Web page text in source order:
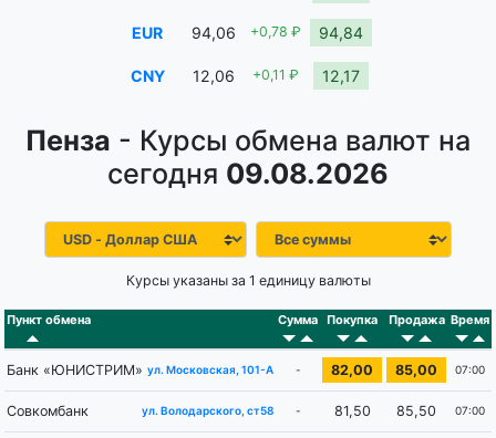
Пенза - Курсы обмена валют на
сегодня 09.08.2026
Курсы указаны за 1 единицу валюты
Пункт обмена Сумма Покупка Продажа Время
Банк «ЮНИСТРИМ» ул. Московская, 101-А - 82,00 85,00 07:00
Совкомбанк ул. Володарского, ст58 - 81,50 85,50 07:00
EUR 94,06 +0,78 ₽ 94,84
CNY 12,06 +0,11 ₽ 12,17